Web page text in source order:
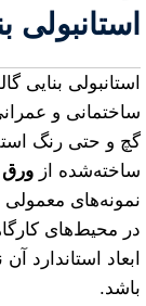
استانبولی
استانبولی بنایی
ساختمانی و
گچ و حتی رنگ
ساخته‌شده از ورق
نمونه‌های معمولی
در محیط‌های
ابعاد استاندارد
باشد.